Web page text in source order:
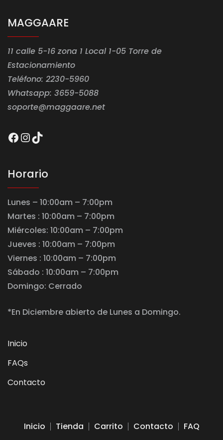
MAGGAARE
11 calle 5-16 zona 1 Local 1-05 Torre de
Estacionamiento
Teléfono: 2230-5960
Whatsapp: 3659-5088
soporte@maggaare.net
Facebook
Instagram
TikTok
Horario
Lunes – 10:00am – 7:00pm
Martes : 10:00am – 7:00pm
Miércoles: 10:00am – 7:00pm
Jueves : 10:00am – 7:00pm
Viernes : 10:00am – 7:00pm
Sábado : 10:00am – 7:00pm
Domingo: Cerrado
*En Diciembre abierto de Lunes a Domingo.
Inicio
FAQs
Contacto
Inicio Tienda Carrito Contacto FAQ